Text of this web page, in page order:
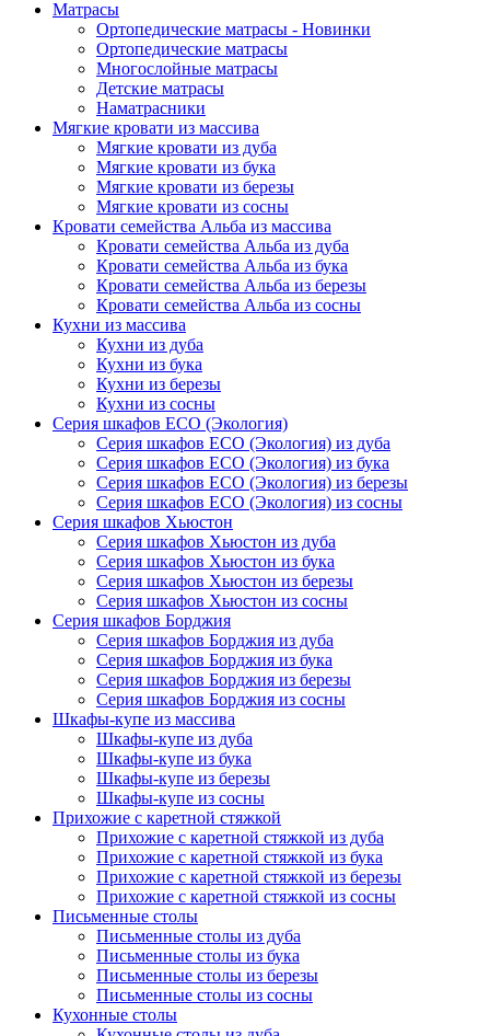
Матрасы
Ортопедические матрасы - Новинки
Ортопедические матрасы
Многослойные матрасы
Детские матрасы
Наматрасники
Мягкие кровати из массива
Мягкие кровати из дуба
Мягкие кровати из бука
Мягкие кровати из березы
Мягкие кровати из сосны
Кровати семейства Альба из массива
Кровати семейства Альба из дуба
Кровати семейства Альба из бука
Кровати семейства Альба из березы
Кровати семейства Альба из сосны
Кухни из массива
Кухни из дуба
Кухни из бука
Кухни из березы
Кухни из сосны
Серия шкафов ECO (Экология)
Серия шкафов ECO (Экология) из дуба
Серия шкафов ECO (Экология) из бука
Серия шкафов ECO (Экология) из березы
Серия шкафов ECO (Экология) из сосны
Серия шкафов Хьюстон
Серия шкафов Хьюстон из дуба
Серия шкафов Хьюстон из бука
Серия шкафов Хьюстон из березы
Серия шкафов Хьюстон из сосны
Серия шкафов Борджия
Серия шкафов Борджия из дуба
Серия шкафов Борджия из бука
Серия шкафов Борджия из березы
Серия шкафов Борджия из сосны
Шкафы-купе из массива
Шкафы-купе из дуба
Шкафы-купе из бука
Шкафы-купе из березы
Шкафы-купе из сосны
Прихожие с каретной стяжкой
Прихожие с каретной стяжкой из дуба
Прихожие с каретной стяжкой из бука
Прихожие с каретной стяжкой из березы
Прихожие с каретной стяжкой из сосны
Письменные столы
Письменные столы из дуба
Письменные столы из бука
Письменные столы из березы
Письменные столы из сосны
Кухонные столы